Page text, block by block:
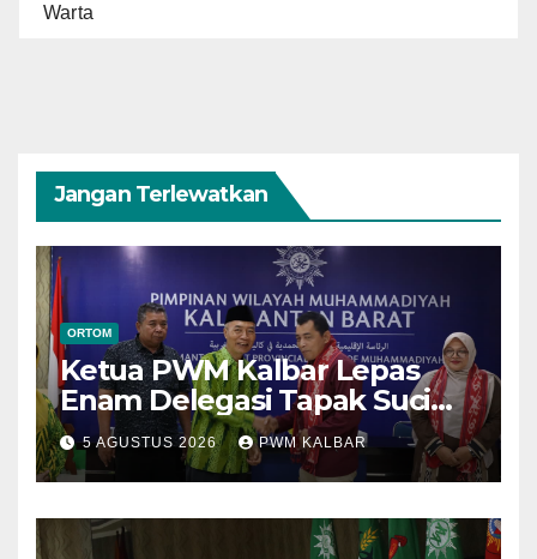
Warta
Jangan Terlewatkan
ORTOM
Ketua PWM Kalbar Lepas
Enam Delegasi Tapak Suci
Menuju Muktamar XVI di
Semarang
5 AGUSTUS 2026 PWM KALBAR